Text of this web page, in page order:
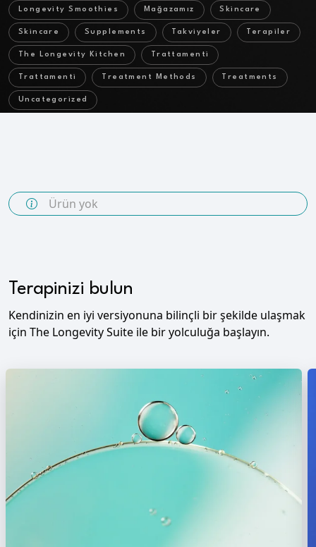
Longevity Smoothies Mağazamız Skincare
Skincare Supplements Takviyeler Terapiler
The Longevity Kitchen Trattamenti
Trattamenti Treatment Methods Treatments
Uncategorized
Ürün yok
Terapinizi bulun
Kendinizin en iyi versiyonuna bilinçli bir şekilde ulaşmak
için The Longevity Suite ile bir yolculuğa başlayın.